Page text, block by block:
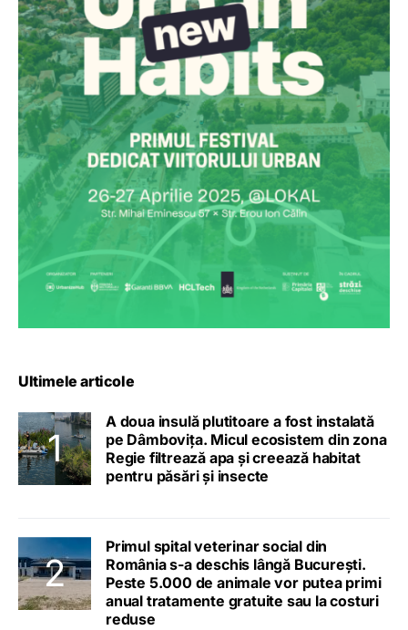
Ultimele articole
A doua insulă plutitoare a fost instalată
pe Dâmbovița. Micul ecosistem din zona
Regie filtrează apa și creează habitat
pentru păsări și insecte
Primul spital veterinar social din
România s-a deschis lângă București.
Peste 5.000 de animale vor putea primi
anual tratamente gratuite sau la costuri
reduse